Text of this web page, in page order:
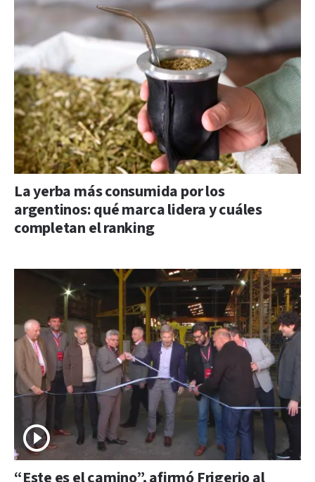
La yerba más consumida por los
argentinos: qué marca lidera y cuáles
completan el ranking